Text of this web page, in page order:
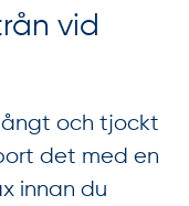
vid
och tjockt
det med en
innan du